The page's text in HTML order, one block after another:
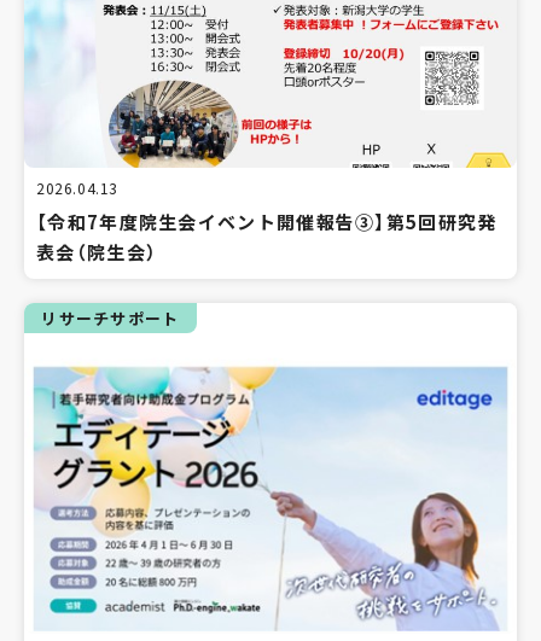
2026.04.13
【令和7年度院生会イベント開催報告③】第5回研究発
表会（院生会）
リサーチサポート